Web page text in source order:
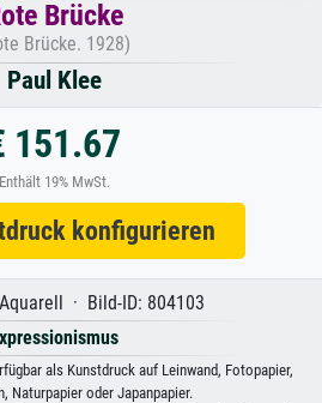
Brücke
Brücke. 1928)
Paul Klee
151.67
Enthält 19% MwSt.
konfigurieren
· Bild-ID: 804103
als Kunstdruck auf Leinwand, Fotopapier,
Naturpapier oder Japanpapier.